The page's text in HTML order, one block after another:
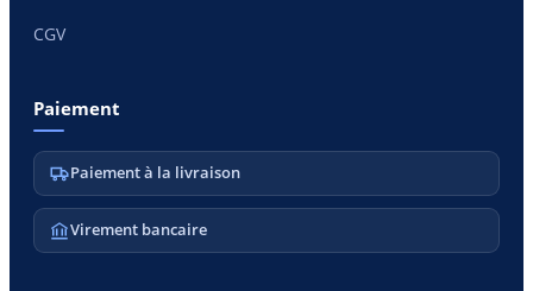
CGV
Paiement
Paiement à la livraison
Virement bancaire